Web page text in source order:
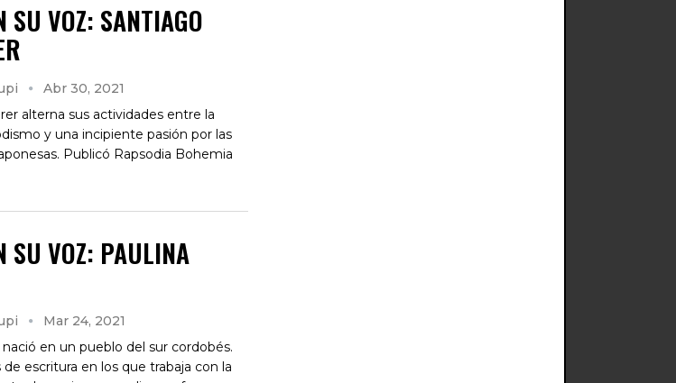
SU VOZ: SANTIAGO
Abr 30, 2021
alterna sus actividades entre la
y una incipiente pasión por las
Publicó Rapsodia Bohemia
SU VOZ: PAULINA
Mar 24, 2021
en un pueblo del sur cordobés.
de escritura en los que trabaja con la